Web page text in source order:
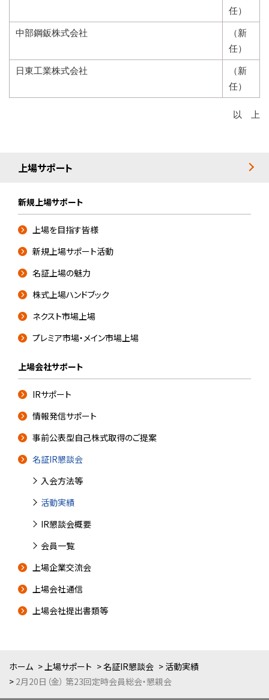
ホーム 上場サポート 名証IR懇談会
活動実績
2月20日（金） 第23回定時会員総会・懇親会
任）
中部鋼鈑株式会社 （新
任）
日東工業株式会社
（新
任）
以 上
上場サポート
新規上場サポート
上場を目指す皆様
新規上場サポート活動
名証上場の魅力
株式上場ハンドブック
ネクスト市場上場
プレミア市場・メイン市場上場
上場会社サポート
IRサポート
情報発信サポート
事前公表型自己株式取得のご提案
名証IR懇談会
入会方法等
活動実績
IR懇談会概要
会員一覧
上場企業交流会
上場会社通信
上場会社提出書類等